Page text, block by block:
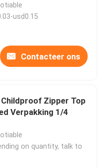
usd0.15
Contacteer ons
Zipper Top
Verpakking 1/4
on quantity, talk to